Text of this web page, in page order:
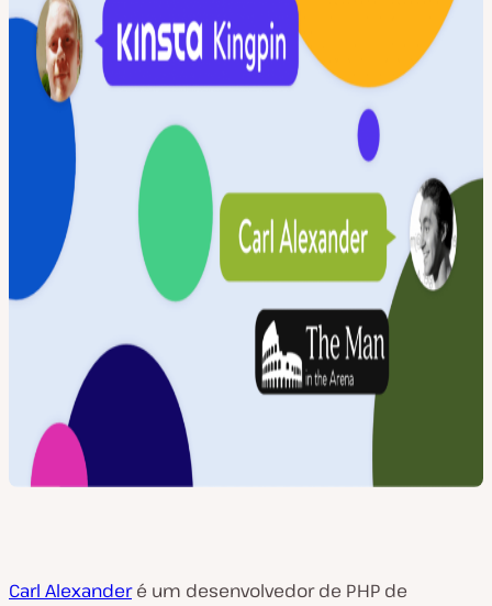
Carl Alexanderé um desenvolvedor de PHP de